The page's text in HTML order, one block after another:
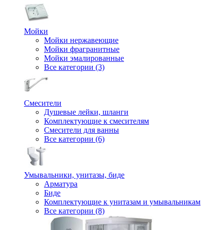
Мойки
Мойки нержавеющие
Мойки фрагранитные
Мойки эмалированные
Все категории (3)
Смесители
Душевые лейки, шланги
Комплектующие к смесителям
Смесители для ванны
Все категории (6)
Умывальники, унитазы, биде
Арматура
Биде
Комплектующие к унитазам и умывальникам
Все категории (8)